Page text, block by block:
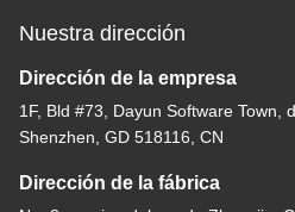
Nuestra dirección
Dirección de la empresa
1F, Bld #73, Dayun Software Town,
Shenzhen, GD 518116, CN
Dirección de la fábrica